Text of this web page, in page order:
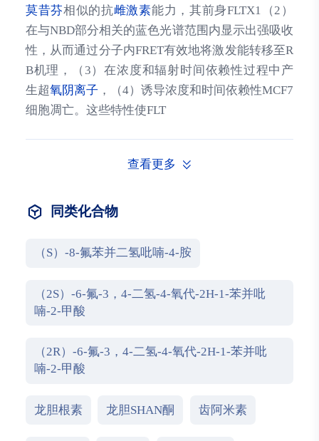
莫昔芬相似的抗雌激素能力，其前身FLTX1（2）
在与NBD部分相关的蓝色光谱范围内显示出强吸收
性，从而通过分子内FRET有效地将激发能转移至R
B机理，（3）在浓度和辐射时间依赖性过程中产
生超氧阴离子 ，（4）诱导浓度和时间依赖性MCF7
细胞凋亡。这些特性使FLT
查看更多
同类化合物
（S）-8-氟苯并二氢吡喃-4-胺
（2S）-6-氟-3，4-二氢-4-氧代-2H-1-苯并吡
喃-2-甲酸
（2R）-6-氟-3，4-二氢-4-氧代-2H-1-苯并吡
喃-2-甲酸
龙胆根素 龙胆SHAN酮 齿阿米素